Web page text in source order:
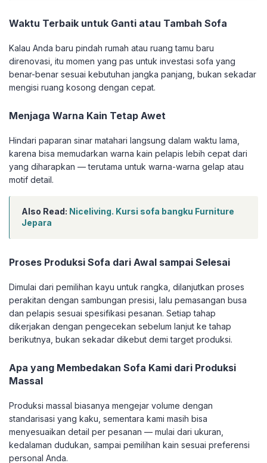
Waktu Terbaik untuk Ganti atau Tambah Sofa
Kalau Anda baru pindah rumah atau ruang tamu baru
direnovasi, itu momen yang pas untuk investasi sofa yang
benar-benar sesuai kebutuhan jangka panjang, bukan sekadar
mengisi ruang kosong dengan cepat.
Menjaga Warna Kain Tetap Awet
Hindari paparan sinar matahari langsung dalam waktu lama,
karena bisa memudarkan warna kain pelapis lebih cepat dari
yang diharapkan — terutama untuk warna-warna gelap atau
motif detail.
Also Read: Niceliving. Kursi sofa bangku Furniture
Jepara
Proses Produksi Sofa dari Awal sampai Selesai
Dimulai dari pemilihan kayu untuk rangka, dilanjutkan proses
perakitan dengan sambungan presisi, lalu pemasangan busa
dan pelapis sesuai spesifikasi pesanan. Setiap tahap
dikerjakan dengan pengecekan sebelum lanjut ke tahap
berikutnya, bukan sekadar dikebut demi target produksi.
Apa yang Membedakan Sofa Kami dari Produksi
Massal
Produksi massal biasanya mengejar volume dengan
standarisasi yang kaku, sementara kami masih bisa
menyesuaikan detail per pesanan — mulai dari ukuran,
kedalaman dudukan, sampai pemilihan kain sesuai preferensi
personal Anda.